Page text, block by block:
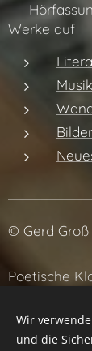
👉
Werke auf
© Gerd Groß
Poetische
Wir
und die